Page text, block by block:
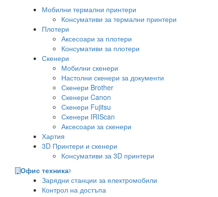
Мобилни термални принтери
Консумативи за термални принтери
Плотери
Аксесоари за плотери
Консумативи за плотери
Скенери
Мобилни скенери
Настолни скенери за документи
Скенери Brother
Скенери Canon
Скенери Fujitsu
Скенери IRIScan
Аксесоари за скенери
Хартия
3D Принтери и скенери
Консумативи за 3D принтери
Офис техника
Зарядни станции за електромобили
Контрол на достъпа